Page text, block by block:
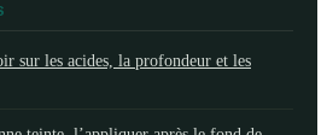
sur les acides, la profondeur et les